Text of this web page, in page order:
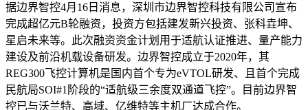
据边界智控4月16日消息，深圳市边界智控科技有限公司宣布
完成超亿元B轮融资，投资方包括建发新兴投资、张科垚坤、
星启未来等。此次融资资金计划用于适航认证推进、量产能力
建设及前沿机载设备研发。边界智控成立于2020年，其
REG300飞控计算机是国内首个专为eVTOL研发、且首个完成
民航局SOI#1阶段的“适航级三余度双通道飞控”。目前边界智
控已与沃兰特、高域、亿维特等主机厂达成合作。